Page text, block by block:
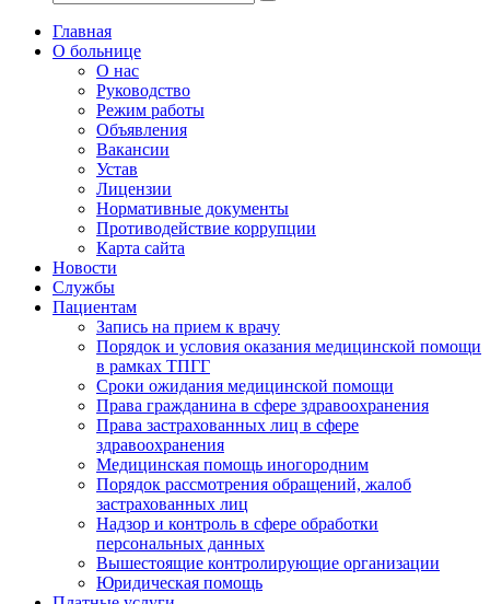
Главная
О больнице
О нас
Руководство
Режим работы
Объявления
Вакансии
Устав
Лицензии
Нормативные документы
Противодействие коррупции
Карта сайта
Новости
Службы
Пациентам
Запись на прием к врачу
Порядок и условия оказания медицинской помощи
в рамках ТПГГ
Сроки ожидания медицинской помощи
Права гражданина в сфере здравоохранения
Права застрахованных лиц в сфере
здравоохранения
Медицинская помощь иногородним
Порядок рассмотрения обращений, жалоб
застрахованных лиц
Надзор и контроль в сфере обработки
персональных данных
Вышестоящие контролирующие организации
Юридическая помощь